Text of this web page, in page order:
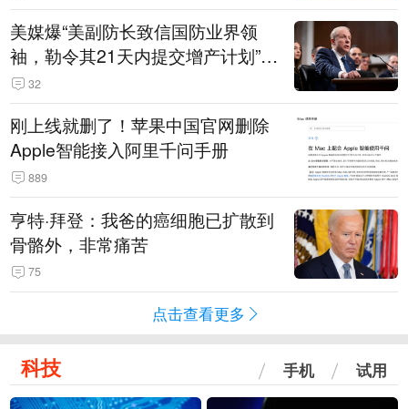
美媒爆“美副防长致信国防业界领
袖，勒令其21天内提交增产计划”，
五角大楼回应
32
刚上线就删了！苹果中国官网删除
Apple智能接入阿里千问手册
889
亨特·拜登：我爸的癌细胞已扩散到
骨骼外，非常痛苦
75
点击查看更多
科技 手机 试用